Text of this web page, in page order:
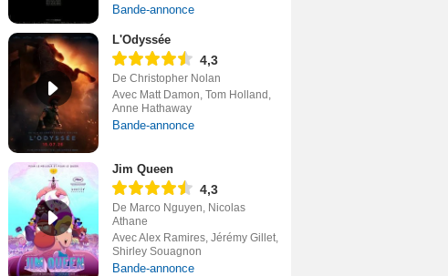
Bande-annonce
L'Odyssée
4,3
De Christopher Nolan
Avec Matt Damon, Tom Holland,
Anne Hathaway
Bande-annonce
Jim Queen
4,3
De Marco Nguyen, Nicolas
Athane
Avec Alex Ramires, Jérémy Gillet,
Shirley Souagnon
Bande-annonce